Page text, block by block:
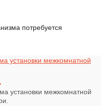
потребуется
установки межкомнатной